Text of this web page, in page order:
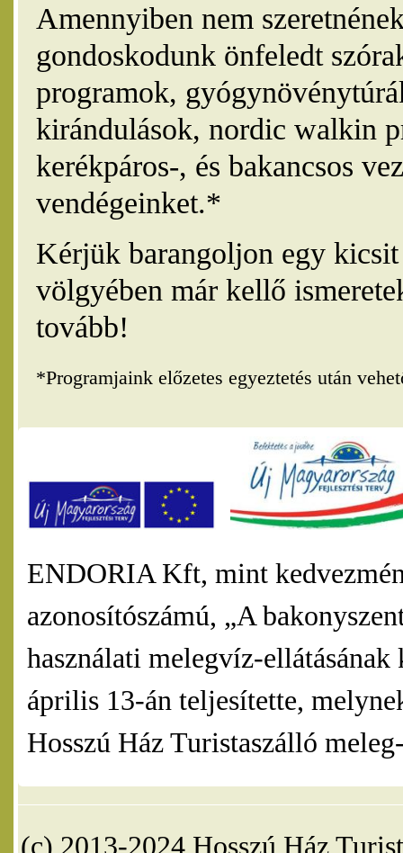
Amennyiben nem
gondoskodunk önfeledt
programok,
kirándulások, nordic walkin
kerékpáros-, és bakancsos
vendégeinket.*
Kérjük barangoljon egy
völgyében már kellő
tovább!
*Programjaink előzetes egyeztetés után
ENDORIA Kft, mint
azonosítószámú, „A
használati melegvíz-
április 13-án teljesítette,
Hosszú Ház Turistaszálló
(c) 2013-2024 Hosszú Ház